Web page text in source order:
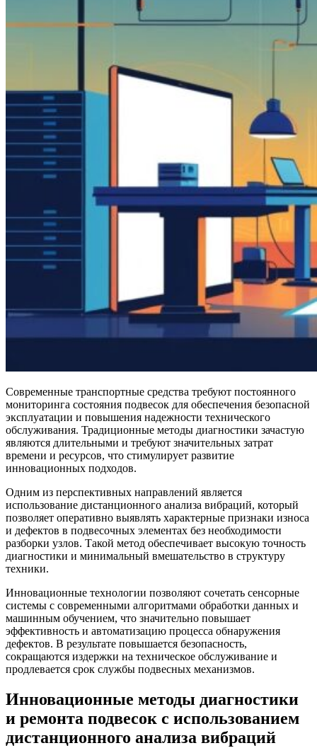
Современные транспортные средства требуют постоянного
мониторинга состояния подвесок для обеспечения безопасной
эксплуатации и повышения надежности технического
обслуживания. Традиционные методы диагностики зачастую
являются длительными и требуют значительных затрат
времени и ресурсов, что стимулирует развитие
инновационных подходов.
Одним из перспективных направлений является
использование дистанционного анализа вибраций, который
позволяет оперативно выявлять характерные признаки износа
и дефектов в подвесочных элементах без необходимости
разборки узлов. Такой метод обеспечивает высокую точность
диагностики и минимальный вмешательство в структуру
техники.
Инновационные технологии позволяют сочетать сенсорные
системы с современными алгоритмами обработки данных и
машинным обучением, что значительно повышает
эффективность и автоматизацию процесса обнаружения
дефектов. В результате повышается безопасность,
сокращаются издержки на техническое обслуживание и
продлевается срок службы подвесных механизмов.
Инновационные методы диагностики
и ремонта подвесок с использованием
дистанционного анализа вибраций